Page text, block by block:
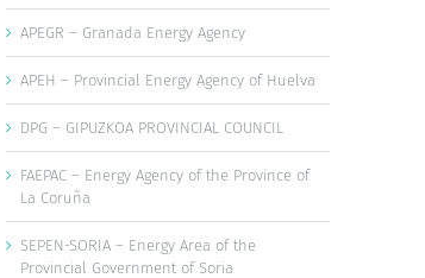
APEGR – Granada Energy Agency
APEH – Provincial Energy Agency of Huelva
DPG – GIPUZKOA PROVINCIAL COUNCIL
FAEPAC – Energy Agency of the Province of
La Coruña
SEPEN-SORIA – Energy Area of the
Provincial Government of Soria